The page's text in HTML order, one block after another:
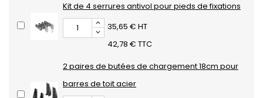
Kit de 4 serrures antivol pour pieds de fixations
35,65 € HT
42,78 € TTC
2 paires de butées de chargement 18cm pour
barres de toit acier